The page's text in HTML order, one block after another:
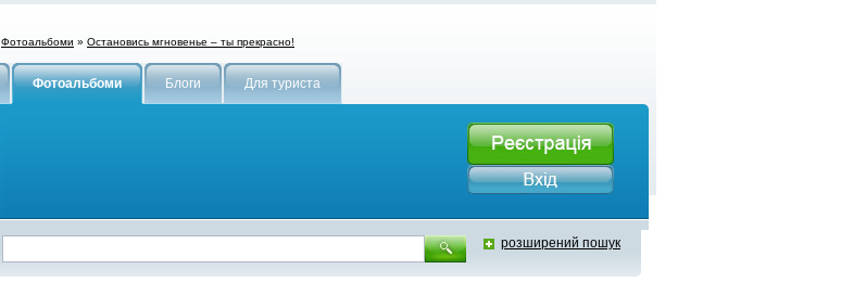
Фотоальбоми » Остановись мгновенье – ты прекрасно!
Фотоальбоми Блоги Для туриста
розширений пошук